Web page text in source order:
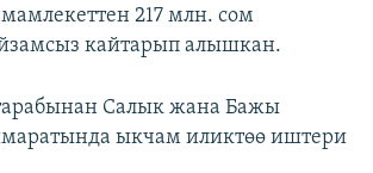
217 млн. сом
кайтарып алышкан.
Салык жана Бажы
ыкчам иликтөө иштери